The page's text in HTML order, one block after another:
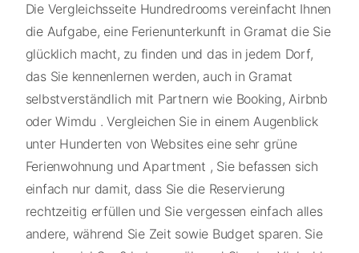
Die Vergleichsseite Hundredrooms vereinfacht Ihnen
die Aufgabe, eine Ferienunterkunft in Gramat die Sie
glücklich macht, zu finden und das in jedem Dorf,
das Sie kennenlernen werden, auch in Gramat
selbstverständlich mit Partnern wie Booking, Airbnb
oder Wimdu . Vergleichen Sie in einem Augenblick
unter Hunderten von Websites eine sehr grüne
Ferienwohnung und Apartment , Sie befassen sich
einfach nur damit, dass Sie die Reservierung
rechtzeitig erfüllen und Sie vergessen einfach alles
andere, während Sie Zeit sowie Budget sparen. Sie